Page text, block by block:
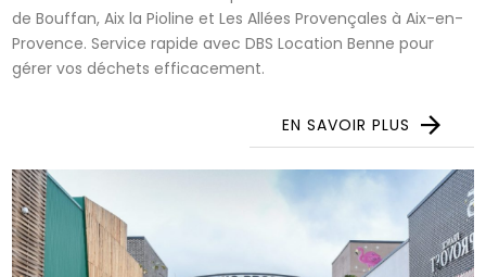
de Bouffan, Aix la Pioline et Les Allées Provençales à Aix-en-
Provence. Service rapide avec DBS Location Benne pour
gérer vos déchets efficacement.
EN SAVOIR PLUS